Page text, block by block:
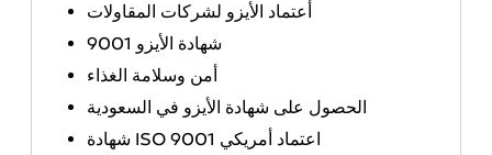
أعتماد الأيزو لشركات المقاولات
شهادة الأيزو 9001
أمن وسلامة الغذاء
الحصول على شهادة الأيزو في السعودية
شهادة ISO 9001 اعتماد أمريكي